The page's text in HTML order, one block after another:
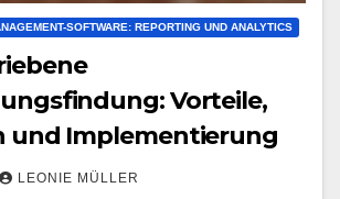
SOFTWARE: REPORTING UND ANALYTICS
Vorteile,
und Implementierung
LEONIE MÜLLER